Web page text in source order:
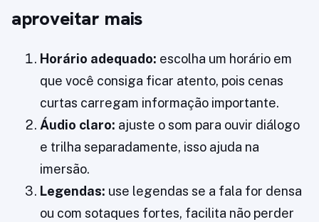
aproveitar mais
Horário adequado: escolha um horário em
que você consiga ficar atento, pois cenas
curtas carregam informação importante.
Áudio claro: ajuste o som para ouvir diálogo
e trilha separadamente, isso ajuda na
imersão.
Legendas: use legendas se a fala for densa
ou com sotaques fortes, facilita não perder